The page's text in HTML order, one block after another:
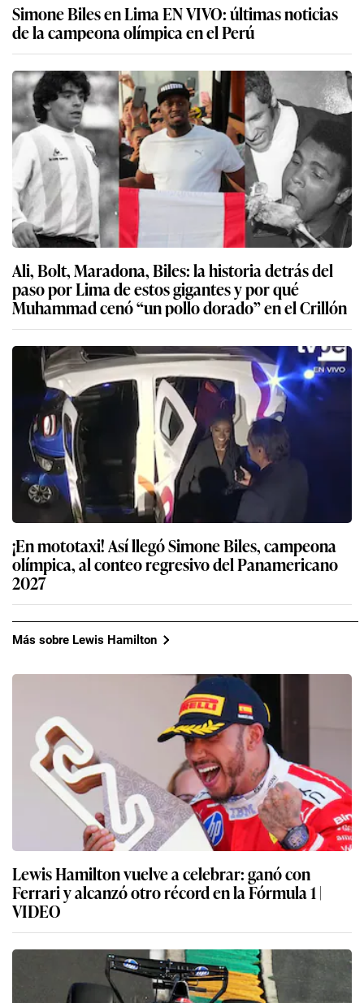
Simone Biles en Lima EN VIVO: últimas noticias
de la campeona olímpica en el Perú
Ali, Bolt, Maradona, Biles: la historia detrás del
paso por Lima de estos gigantes y por qué
Muhammad cenó “un pollo dorado” en el Crillón
¡En mototaxi! Así llegó Simone Biles, campeona
olímpica, al conteo regresivo del Panamericano
2027
Más sobre Lewis Hamilton
Lewis Hamilton vuelve a celebrar: ganó con
Ferrari y alcanzó otro récord en la Fórmula 1 |
VIDEO